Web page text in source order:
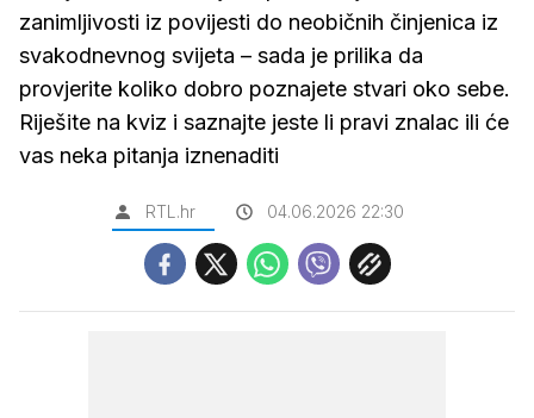
zanimljivosti iz povijesti do neobičnih činjenica iz
svakodnevnog svijeta – sada je prilika da
provjerite koliko dobro poznajete stvari oko sebe.
Riješite na kviz i saznajte jeste li pravi znalac ili će
vas neka pitanja iznenaditi
RTL.hr 04.06.2026 22:30